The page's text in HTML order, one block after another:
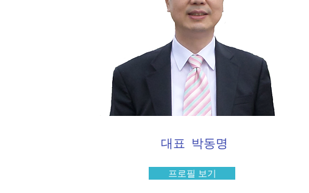
대표 박동명
프로필 보기